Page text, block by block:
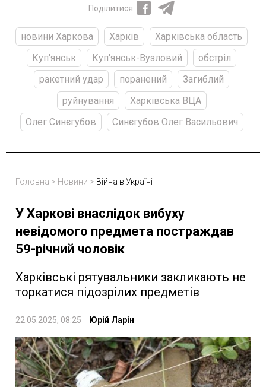
Поділитися
новини Харкова Харків
Харківська область
Куп'янськ
Куп'янськ-Вузловий
обстріл
ракетний удар
поранений
Загиблий
руйнування
Харківська ВЦА
Олег Синєгубов
Синєгубов Олег Васильович
Головна > Новини > Війна в Україні
У Харкові внаслідок вибуху
невідомого предмета постраждав
59-річний чоловік
Харківські рятувальники закликають не
торкатися підозрілих предметів
22.05.2025, 08:25 Юрій Ларін